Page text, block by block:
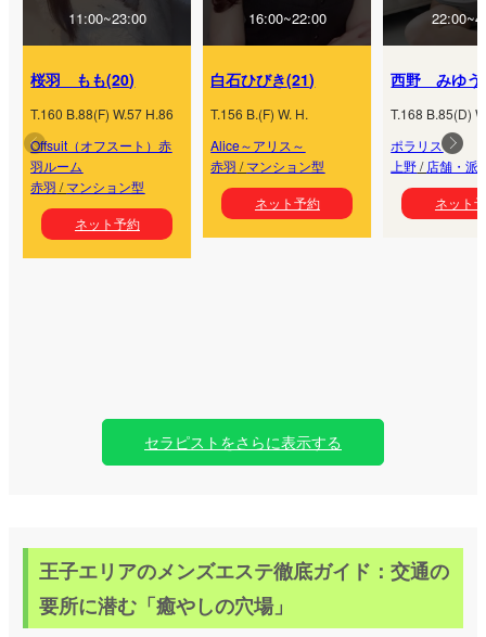
11:00~23:00
桜羽 もも(20)
T.160 B.88(F) W.57 H.86
Offsuit（オフスート）赤
羽ルーム
赤羽 /マンション型
ネット予約
16:00~22:00
白石ひびき(21)
T.156 B.(F) W. H.
Alice～アリス～
赤羽 /マンション型
ネット予約
西野 みゆう
T.168 B.85(D)
ポラリス
上野/ 店舗・派
ネット
セラピストをさらに表示する
王子エリアのメンズエステ徹底ガイド：交通の
要所に潜む「癒やしの穴場」